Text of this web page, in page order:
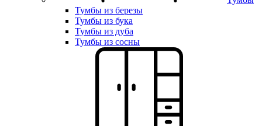
Тумбы из березы
Тумбы из бука
Тумбы из дуба
Тумбы из сосны